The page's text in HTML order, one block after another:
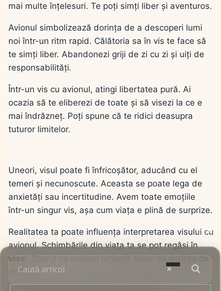
mai multe înțelesuri. Te poți simți liber și aventuros.
Avionul simbolizează dorința de a descoperi lumi
noi într-un ritm rapid. Călătoria sa în vis te face să
te simți liber. Abandonezi griji de zi cu zi și uiți de
responsabilități.
Într-un vis cu avionul, atingi libertatea pură. Ai
ocazia să te eliberezi de toate și să visezi la ce e
mai îndrăzneț. Poți spune că te ridici deasupra
tuturor limitelor.
Uneori, visul poate fi înfricoșător, aducând cu el
temeri și necunoscute. Aceasta se poate lega de
anxietăți sau incertitudine. Avem toate emoțiile
într-un singur vis, așa cum viața e plină de surprize.
Realitatea ta poate influența interpretarea visului cu
avionul. Schimbările din viața ta se pot regăsi în
vise. Zborul cu avionul reflectă dese ori dorința de
progres.